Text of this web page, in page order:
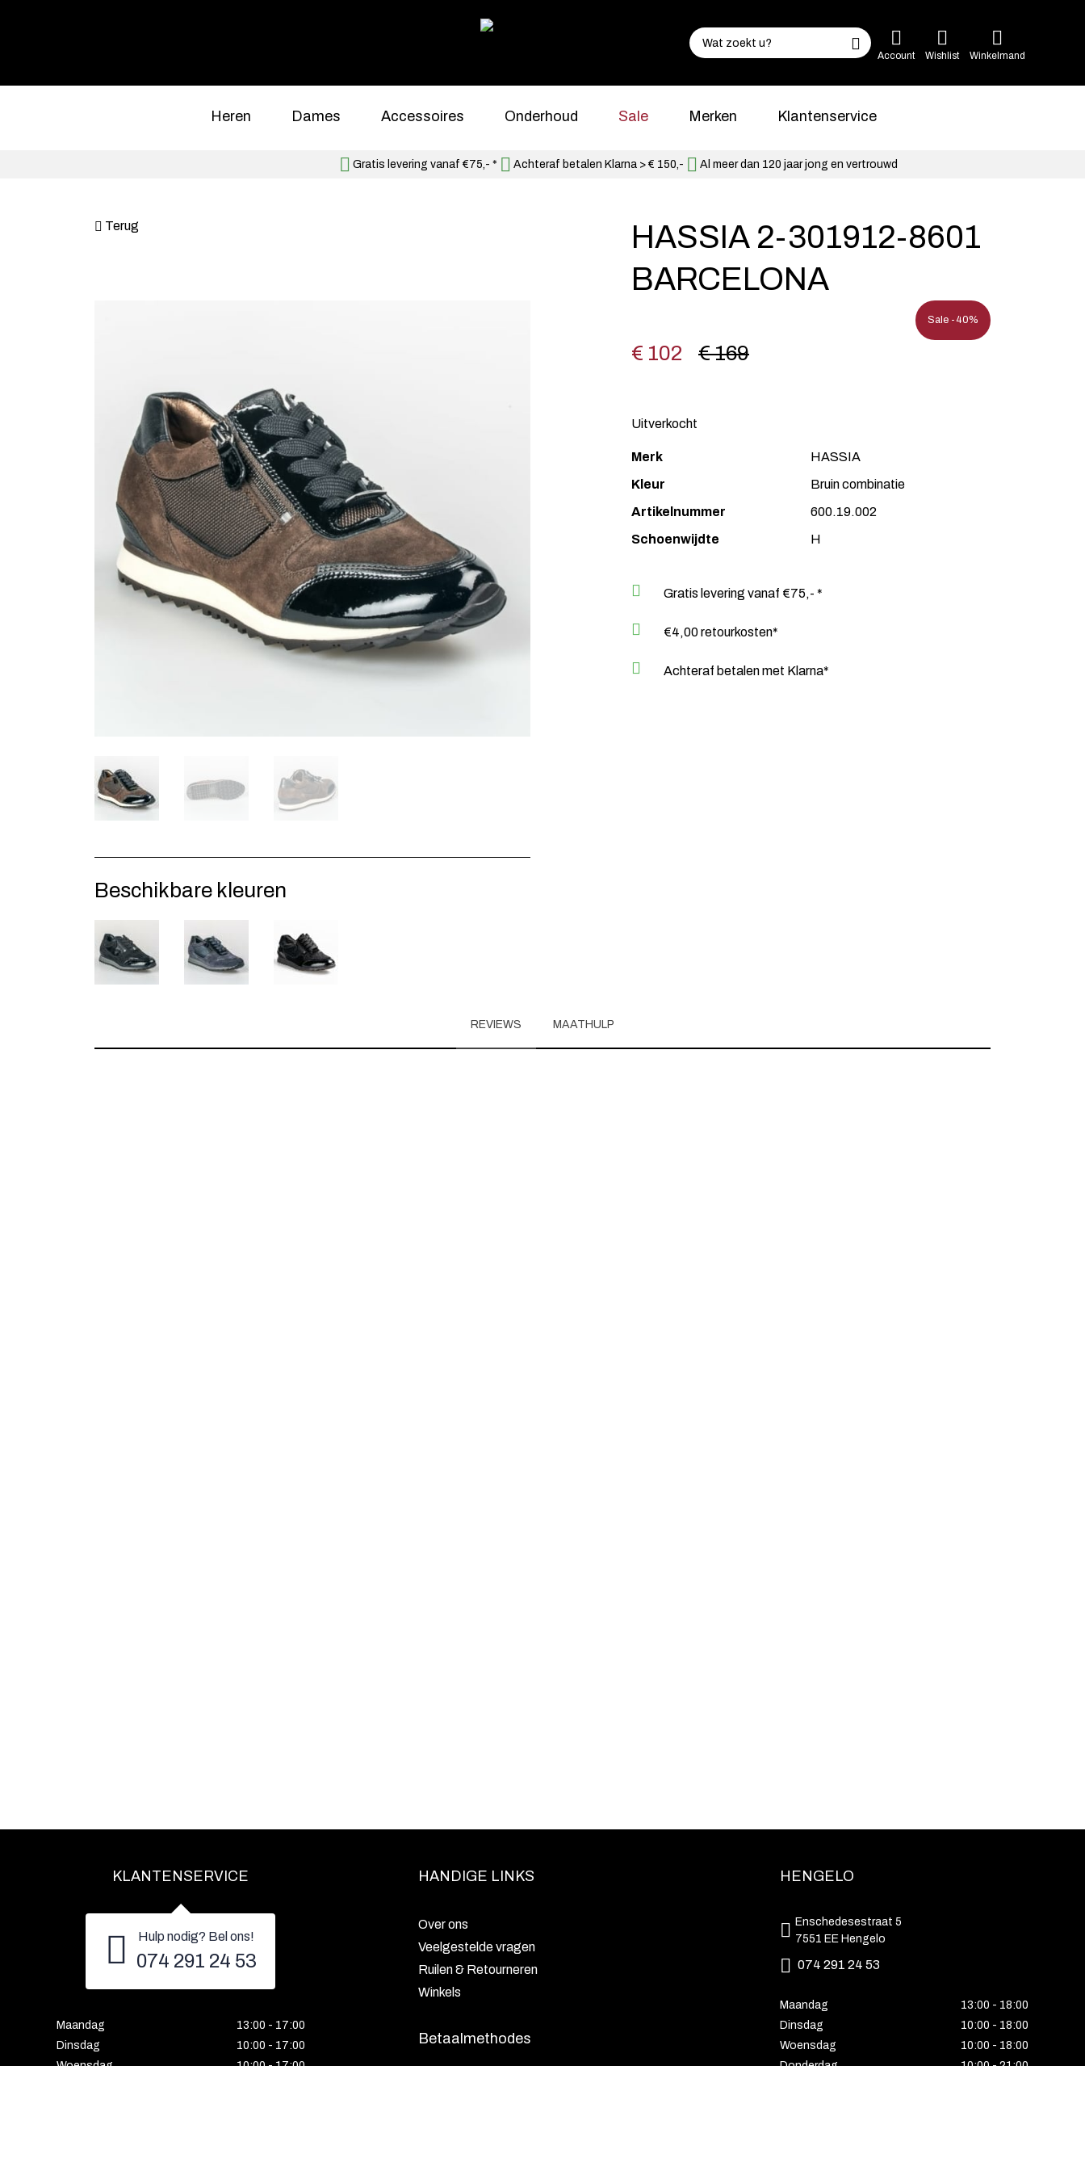
Account Wishlist Winkelmand
Heren Dames Accessoires Onderhoud Sale Merken Klantenservice
Gratis levering vanaf €75,- * Achteraf betalen Klarna > € 150,- Al meer dan 120 jaar jong en vertrouwd
Terug
HASSIA 2-301912-8601
BARCELONA
Beschikbare kleuren
Sale -40%
€ 169
€ 102
Uitverkocht
Merk
HASSIA
Kleur
Bruin combinatie
Artikelnummer
600.19.002
Schoenwijdte
H
Gratis levering vanaf €75,- *
€4,00 retourkosten*
Achteraf betalen met Klarna*
REVIEWS MAATHULP
KLANTENSERVICE
Hulp nodig? Bel ons!
074 291 24 53
Maandag
13:00 - 17:00
Dinsdag
10:00 - 17:00
Woensdag
10:00 - 17:00
HANDIGE LINKS
Over ons
Veelgestelde vragen
Ruilen & Retourneren
Winkels
Betaalmethodes
HENGELO
Enschedesestraat 5
7551 EE Hengelo
074 291 24 53
Maandag
13:00 - 18:00
Dinsdag
10:00 - 18:00
Woensdag
10:00 - 18:00
Donderdag
10:00 - 21:00